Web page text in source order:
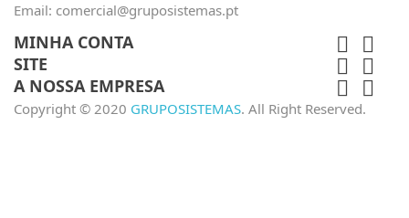
Email: comercial@gruposistemas.pt
MINHA CONTA  
SITE  
A NOSSA EMPRESA  
Copyright © 2020 GRUPOSISTEMAS. All Right Reserved.